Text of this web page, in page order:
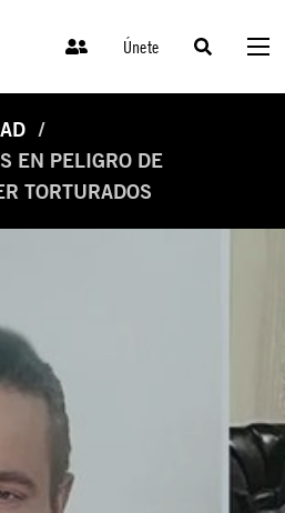
Únete
EN PELIGRO DE
TORTURADOS